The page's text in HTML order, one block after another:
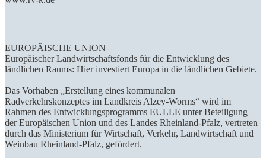
EUROPÄISCHE UNION
Europäischer Landwirtschaftsfonds für die Entwicklung des
ländlichen Raums: Hier investiert Europa in die ländlichen Gebiete.
Das Vorhaben „Erstellung eines kommunalen
Radverkehrskonzeptes im Landkreis Alzey-Worms“ wird im
Rahmen des Entwicklungsprogramms EULLE unter Beteiligung
der Europäischen Union und des Landes Rheinland-Pfalz, vertreten
durch das Ministerium für Wirtschaft, Verkehr, Landwirtschaft und
Weinbau Rheinland-Pfalz, gefördert.